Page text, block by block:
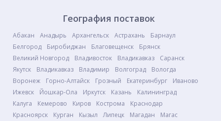
География поставок
Абакан Анадырь Архангельск Астрахань
Барнаул
Белгород
Биробиджан Благовещенск
Брянск
Великий Новгород
Владивосток Владикавказ
Саранск
Якутск
Владикавказ Владимир Волгоград
Вологда
Воронеж
Горно-Алтайск Грозный Екатеринбург
Иваново
Ижевск
Йошкар-Ола Иркутск Казань
Калининград
Калуга
Кемерово Киров Кострома
Краснодар
Красноярск
Курган Кызыл Липецк Магадан Магас